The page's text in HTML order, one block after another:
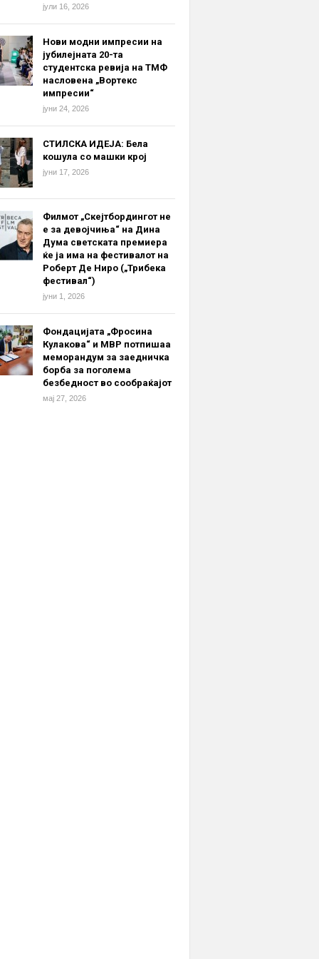
јули 16, 2026
Нови модни импресии на
јубилејната 20-та
студентска ревија на ТМФ
насловена „Вортекс
импресии“
јуни 24, 2026
СТИЛСКА ИДЕЈА: Бела
кошула со машки крој
јуни 17, 2026
Филмот „Скејтбордингот не
е за девојчиња“ на Дина
Дума светската премиера
ќе ја има на фестивалот на
Роберт Де Ниро („Трибека
фестивал“)
јуни 1, 2026
Фондацијата „Фросина
Кулакова“ и МВР потпишаа
меморандум за заедничка
борба за поголема
безбедност во сообраќајот
мај 27, 2026